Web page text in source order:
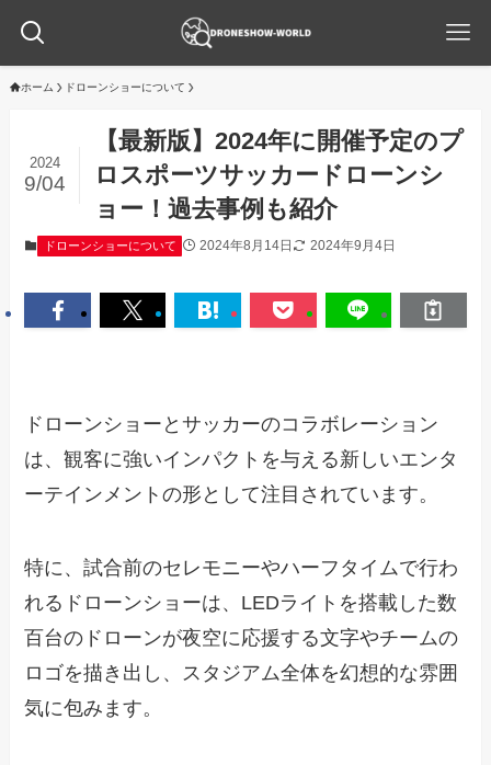
ホーム ドローンショーについて
【最新版】2024年に開催予定のプ
ロスポーツサッカードローンシ
ョー！過去事例も紹介
2024
9/04
ドローンショーについて 2024年8月14日 2024年9月4日
ドローンショーとサッカーのコラボレーション
は、観客に強いインパクトを与える新しいエンタ
ーテインメントの形として注目されています。
特に、試合前のセレモニーやハーフタイムで行わ
れるドローンショーは、LEDライトを搭載した数
百台のドローンが夜空に応援する文字やチームの
ロゴを描き出し、スタジアム全体を幻想的な雰囲
気に包みます。